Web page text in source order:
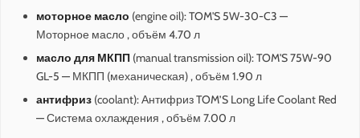
моторное масло (engine oil): TOM'S 5W-30-C3 —
Моторное масло , объём 4.70 л
масло для МКПП (manual transmission oil): TOM'S 75W-90
GL-5 — МКПП (механическая) , объём 1.90 л
антифриз (coolant): Антифриз TOM’S Long Life Coolant Red
— Система охлаждения , объём 7.00 л